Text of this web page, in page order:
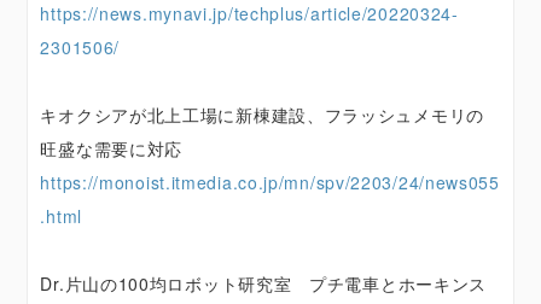
https://news.mynavi.jp/techplus/article/20220324-
2301506/
キオクシアが北上工場に新棟建設、フラッシュメモリの
旺盛な需要に対応
https://monoist.itmedia.co.jp/mn/spv/2203/24/news055
.html
Dr.片山の100均ロボット研究室 プチ電車とホーキンス